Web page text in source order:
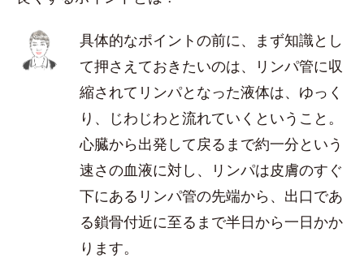
具体的なポイントの前に、まず知識とし
て押さえておきたいのは、リンパ管に収
縮されてリンパとなった液体は、ゆっく
り、じわじわと流れていくということ。
心臓から出発して戻るまで約一分という
速さの血液に対し、リンパは皮膚のすぐ
下にあるリンパ管の先端から、出口であ
る鎖骨付近に至るまで半日から一日かか
ります。